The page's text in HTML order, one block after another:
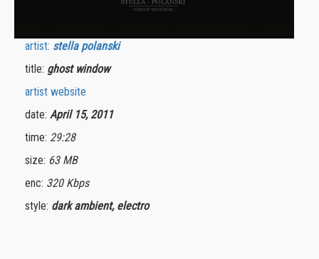
artist: stella polanski
title: ghost window
artist website
date: April 15, 2011
time: 29:28
size: 63 MB
enc: 320 Kbps
style: dark ambient, electro